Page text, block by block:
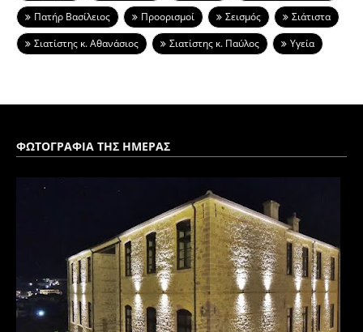
Πατήρ Βασίλειος
Προορισμοί Σεισμός
Σιάτιστα
Σιατίστης κ. Αθανάσιος
Σιατίστης κ. Παύλος Υγεία
ΦΩΤΟΓΡΑΦΙΑ ΤΗΣ ΗΜΕΡΑΣ